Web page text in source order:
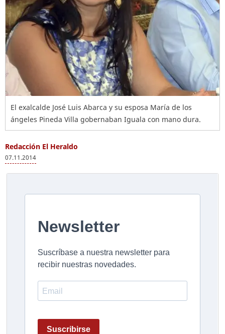
El exalcalde José Luis Abarca y su esposa María de los
ángeles Pineda Villa gobernaban Iguala con mano dura.
Redacción El Heraldo
07.11.2014